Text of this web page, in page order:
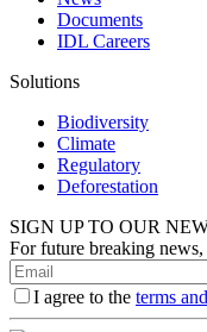
Documents
IDL Careers
Solutions
Biodiversity
Climate
Regulatory
Deforestation
SIGN UP TO OUR
For future breaking
I agree to the terms